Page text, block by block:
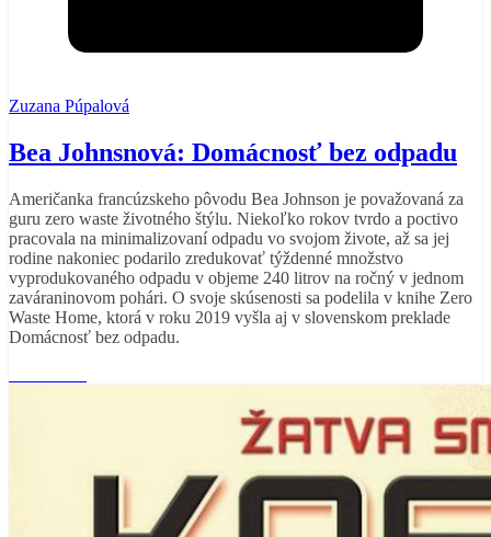
Zuzana Púpalová
Bea Johnsnová: Domácnosť bez odpadu
Američanka francúzskeho pôvodu Bea Johnson je považovaná za
guru zero waste životného štýlu. Niekoľko rokov tvrdo a poctivo
pracovala na minimalizovaní odpadu vo svojom živote, až sa jej
rodine nakoniec podarilo zredukovať týždenné množstvo
vyprodukovaného odpadu v objeme 240 litrov na ročný v jednom
zaváraninovom pohári. O svoje skúsenosti sa podelila v knihe Zero
Waste Home, ktorá v roku 2019 vyšla aj v slovenskom preklade
Domácnosť bez odpadu.